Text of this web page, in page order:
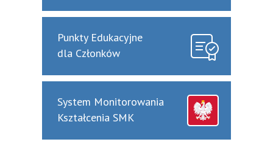
Punkty Edukacyjne
dla Członków
System Monitorowania
Kształcenia SMK